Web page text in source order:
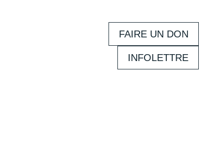
FAIRE UN DON
INFOLETTRE